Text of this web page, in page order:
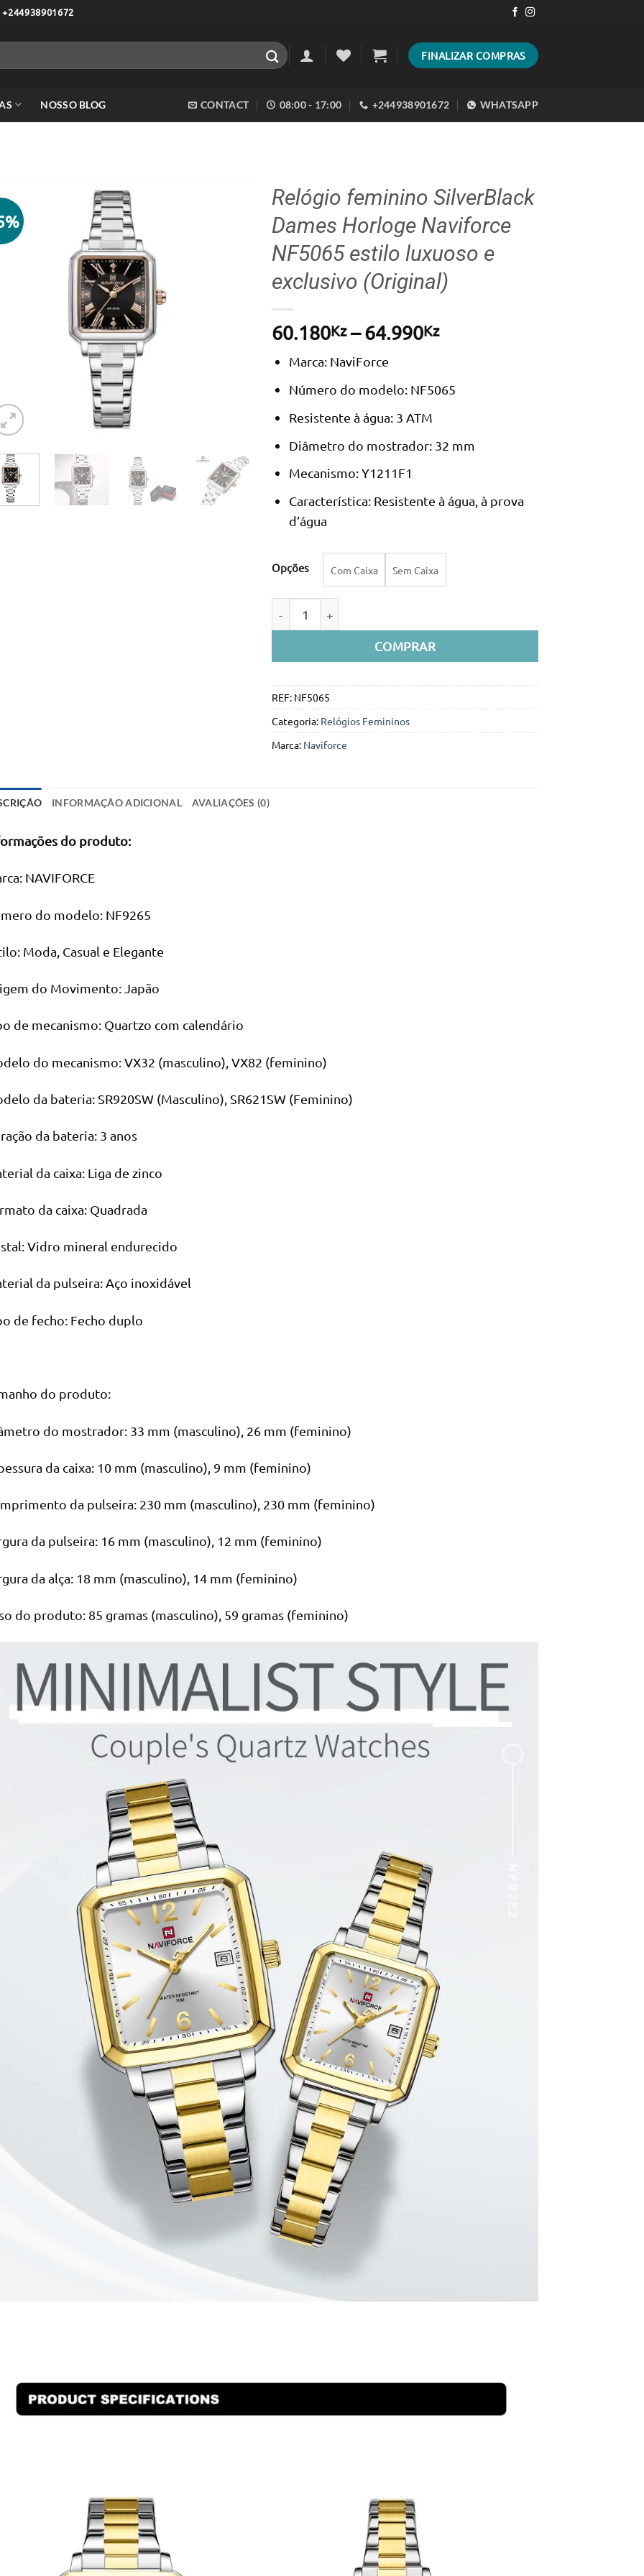
+244938901672
FINALIZAR COMPRAS
NOSSO BLOG CONTACT 08:00 - 17:00 +244938901672 WHATSAPP
Relógio feminino SilverBlack
Dames Horloge Naviforce
NF5065 estilo luxuoso e
exclusivo (Original)
60.180Kz – 64.990KzPrice
through
Marca: NaviForce
Número do modelo: NF5065
Resistente à água: 3 ATM
Diâmetro do mostrador: 32 mm
Mecanismo: Y1211F1
Característica: Resistente à água, à prova
d’água
Opções Com Caixa Sem Caixa
COMPRAR
REF: NF5065
Categoria: Relógios Femininos
Marca: Naviforce
INFORMAÇÃO ADICIONAL AVALIAÇÕES (0)
do produto:
NAVIFORCE
do modelo: NF9265
Moda, Casual e Elegante
do Movimento: Japão
de mecanismo: Quartzo com calendário
do mecanismo: VX32 (masculino), VX82 (feminino)
da bateria: SR920SW (Masculino), SR621SW (Feminino)
da bateria: 3 anos
da caixa: Liga de zinco
da caixa: Quadrada
Vidro mineral endurecido
da pulseira: Aço inoxidável
de fecho: Fecho duplo
do produto:
do mostrador: 33 mm (masculino), 26 mm (feminino)
da caixa: 10 mm (masculino), 9 mm (feminino)
da pulseira: 230 mm (masculino), 230 mm (feminino)
da pulseira: 16 mm (masculino), 12 mm (feminino)
da alça: 18 mm (masculino), 14 mm (feminino)
do produto: 85 gramas (masculino), 59 gramas (feminino)